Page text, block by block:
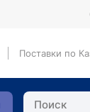
Поставки по